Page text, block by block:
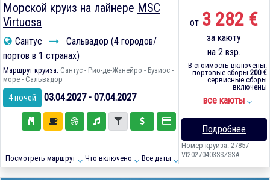
Морской круиз на лайнере MSC
Virtuosa
Сантус
Сальвадор (4 городов/
портов в 1 странах)
Маршрут круиза: Сантус - Рио-де-Жанейро - Бузиос -
море - Сальвадор
4 ночей 03.04.2027 - 07.04.2027
Посмотреть маршрут Что включено Все даты
от 3 282 €
за каюту
на 2 взр.
В стоимость включены:
портовые сборы 200 €
сервисные сборы
включены
все каюты
Подробнее
Номер круиза: 27857-
VI20270403SSZSSA